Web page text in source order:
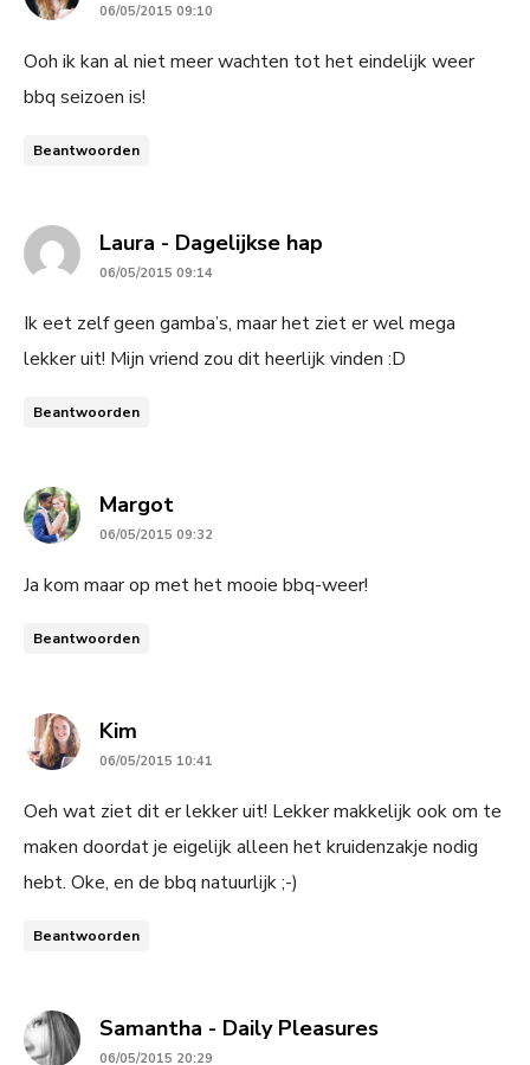
06/05/2015 09:10
Ooh ik kan al niet meer wachten tot het eindelijk weer
bbq seizoen is!
Beantwoorden
Laura - Dagelijkse hap
06/05/2015 09:14
Ik eet zelf geen gamba’s, maar het ziet er wel mega
lekker uit! Mijn vriend zou dit heerlijk vinden :D
Beantwoorden
Margotsays:
06/05/2015 09:32
Ja kom maar op met het mooie bbq-weer!
Beantwoorden
Kim
06/05/2015 10:41
Oeh wat ziet dit er lekker uit! Lekker makkelijk ook om te
maken doordat je eigelijk alleen het kruidenzakje nodig
hebt. Oke, en de bbq natuurlijk ;-)
Beantwoorden
Samantha - Daily Pleasuressays:
06/05/2015 20:29